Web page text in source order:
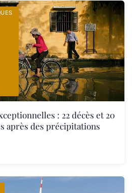
: 22 décès et 20
après des précipitations